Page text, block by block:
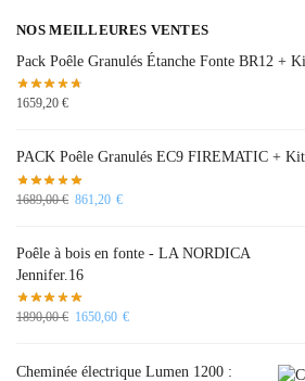
NOS MEILLEURES VENTES
Pack Poêle Granulés Étanche Fonte BR12 +
1659,20 €
PACK Poêle Granulés EC9 FIREMATIC + Kit
1689,00€ 861,20 €
Poêle à bois en fonte - LA NORDICA
Jennifer.16
1890,00€ 1650,60 €
Cheminée électrique Lumen 1200 :